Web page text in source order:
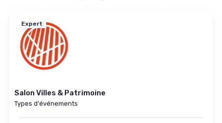
Expert
Salon Villes & Patrimoine
Types d'événements